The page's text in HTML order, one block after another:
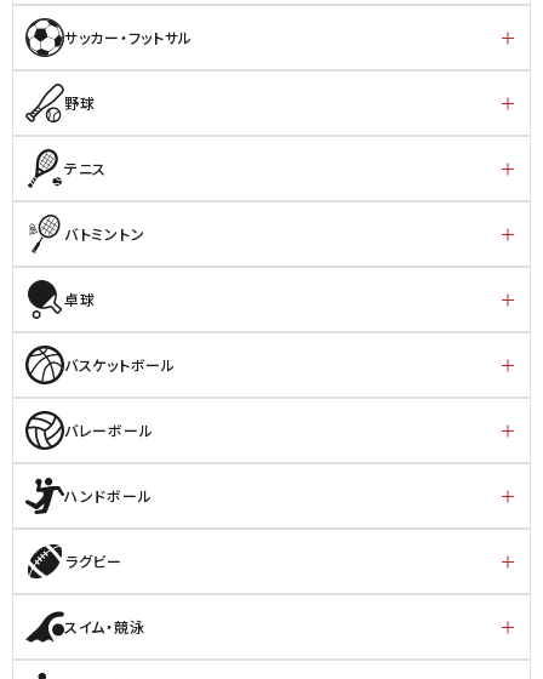
サッカー・フットサル
野球
テニス
バトミントン
卓球
バスケットボール
バレーボール
ハンドボール
ラグビー
スイム・競泳